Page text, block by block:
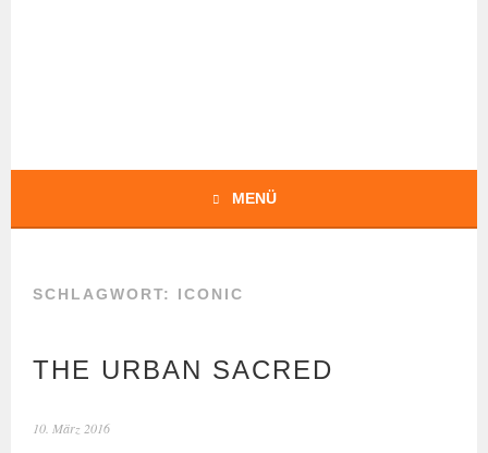
MENÜ
SCHLAGWORT: ICONIC
THE URBAN SACRED
10. März 2016